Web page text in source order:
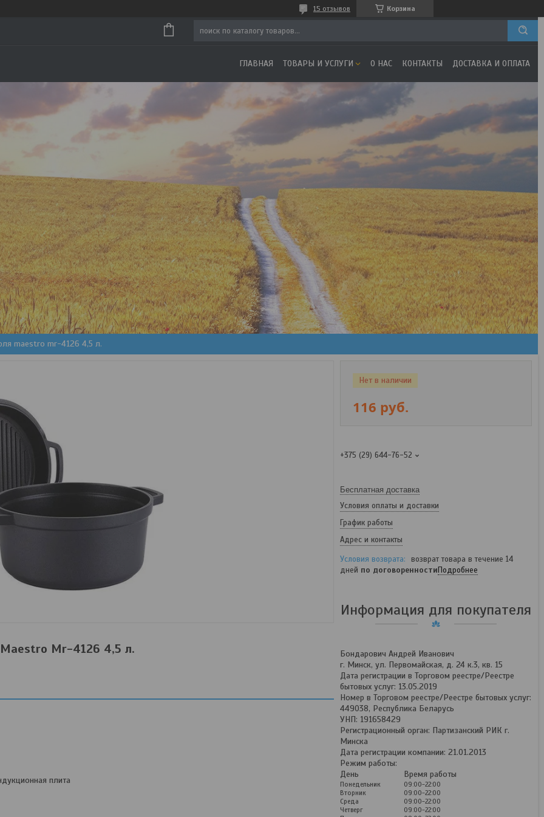
Корзина
15 отзывов
ГЛАВНАЯ ТОВАРЫ И УСЛУГИ О НАС КОНТАКТЫ ДОСТАВКА И ОПЛАТА
maestro mr-4126 4,5 л.
Mr-4126 4,5 л.
плита
Нет в наличии
116 руб.
+375 (29) 644-76-52
Бесплатная доставка
Условия оплаты и доставки
График работы
Адрес и контакты
возврат товара в течение 14
дней по договоренностиПодробнее
Информация для покупателя
Бондарович Андрей Иванович
г. Минск, ул. Первомайская, д. 24 к.3, кв. 15
Дата регистрации в Торговом реестре/Реестре
бытовых услуг: 13.05.2019
Номер в Торговом реестре/Реестре бытовых услуг:
449038, Республика Беларусь
УНП: 191658429
Регистрационный орган: Партизанский РИК г.
Минска
Дата регистрации компании: 21.01.2013
Режим работы:
День
Время работы
Понедельник
09:00-22:00
Вторник
09:00-22:00
Среда
09:00-22:00
Четверг
09:00-22:00